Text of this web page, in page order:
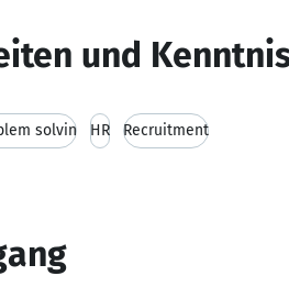
und
solvin HR Recruitment